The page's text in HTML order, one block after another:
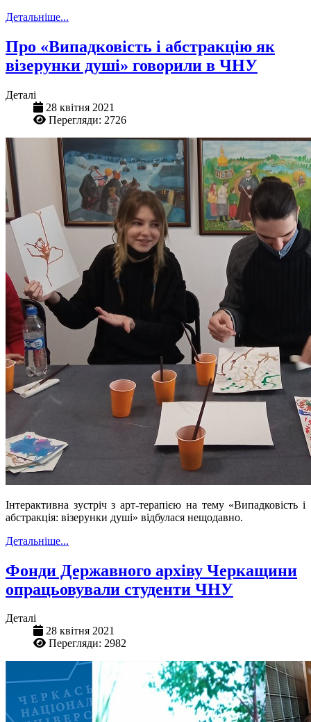
Детальніше...
Про «Випадковість і абстракцію як
візерунки душі» говорили в ЧНУ
Деталі
28 квітня 2021
Перегляди: 2726
Інтерактивна зустріч з арт-терапією на тему «Випадковість і
абстракція: візерунки душі» відбулася нещодавно.
Детальніше...
Фонди Державного архіву Черкащини
опрацьовували студенти ЧНУ
Деталі
28 квітня 2021
Перегляди: 2982